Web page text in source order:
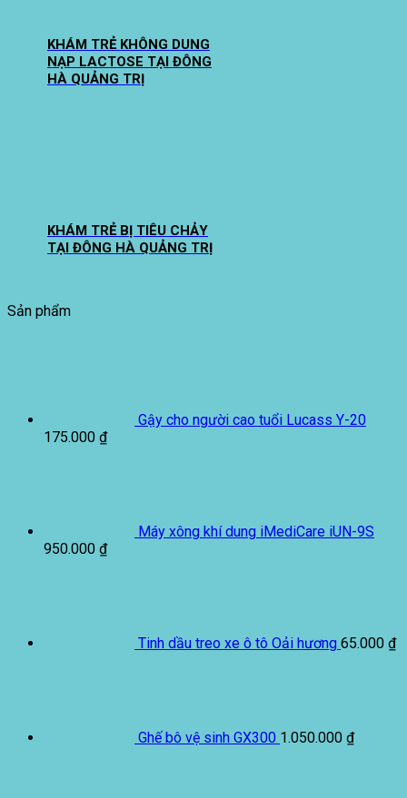
KHÁM TRẺ KHÔNG DUNG
NẠP LACTOSE TẠI ĐÔNG
HÀ QUẢNG TRỊ
KHÁM TRẺ BỊ TIÊU CHẢY
TẠI ĐÔNG HÀ QUẢNG TRỊ
Sản phẩm
Gậy cho người cao tuổi Lucass Y-20
175.000 ₫
Máy xông khí dung iMediCare iUN-9S
950.000 ₫
Tinh dầu treo xe ô tô Oải hương 65.000 ₫
Ghế bô vệ sinh GX300 1.050.000 ₫